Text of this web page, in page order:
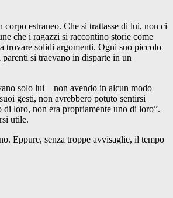
estraneo. Che si trattasse di lui, non ci
che i ragazzi si raccontino storie come
trovare solidi argomenti. Ogni suo piccolo
si traevano in disparte in un
solo lui – non avendo in alcun modo
gesti, non avrebbero potuto sentirsi
di loro, non era propriamente uno di loro”.
utile.
Eppure, senza troppe avvisaglie, il tempo